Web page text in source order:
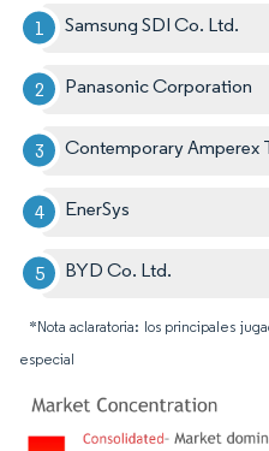
Samsung SDI Co. Ltd.
Panasonic Corporation
Contemporary Amperex
EnerSys
BYD Co. Ltd.
*Nota aclaratoria: los principales
especial